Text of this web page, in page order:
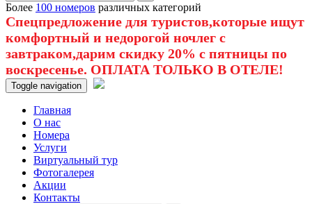
Более 100 номеров различных категорий
Спецпредложение для туристов,которые ищут
комфортный и недорогой ночлег с
завтраком,дарим скидку 20% с пятницы по
воскресенье. ОПЛАТА ТОЛЬКО В ОТЕЛЕ!
Toggle navigation
Главная
O нас
Номера
Услуги
Виртуальный тур
Фотогалерея
Акции
Контакты